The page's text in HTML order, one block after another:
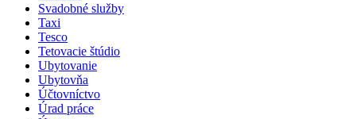
Svadobné služby
Taxi
Tesco
Tetovacie štúdio
Ubytovanie
Ubytovňa
Účtovníctvo
Úrad práce